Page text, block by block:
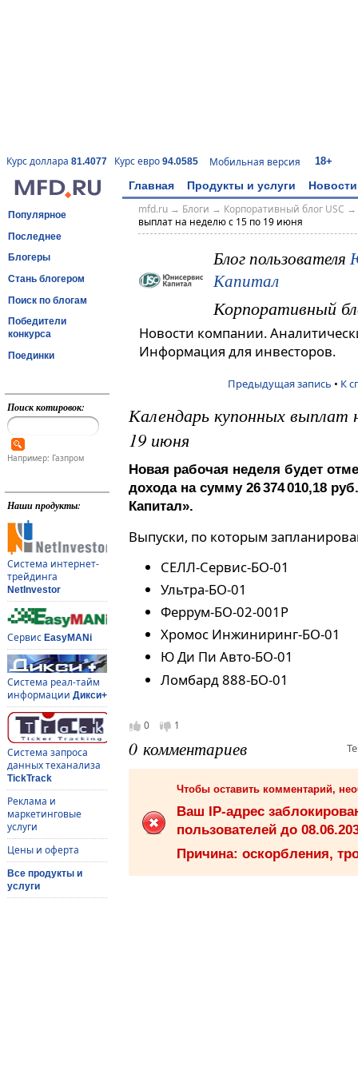
Курс доллара 81.4077 Курс евро 94.0585 Мобильная версия 18+
Главная Продукты и услуги Новости
Популярное
Последнее
Блогеры
Стань блогером
Поиск по блогам
Победители
конкурса
Поединки
Поиск котировок:
Например: Газпром
Наши продукты:
Система интернет-
трейдинга
NetInvestor
Сервис EasyMANi
Система реал-тайм
информации Дикси+
Система запроса
данных теханализа
TickTrack
Реклама и
маркетинговые
услуги
Цены и оферта
Все продукты и
услуги
mfd.ru→ Блоги → Корпоративный блог USC →
выплат на неделю с 15 по 19 июня
Блог пользователя
Капитал
Корпоративный
Новости компании.
Информация для инвесторов.
Предыдущая запись • К
Календарь купонных выплат
19 июня
Новая рабочая неделя будет
дохода на сумму 26 374 010,18
Капитал».
Выпуски, по которым
СЕЛЛ-Сервис-БО-01
Ультра-БО-01
Феррум-БО-02-001P
Хромос Инжиниринг-БО-01
Ю Ди Пи Авто-БО-01
Ломбард 888-БО-01
0 1
0 комментариев
Чтобы оставить комментарий,
Ваш IP-адрес
пользователей до
Причина: оскорбления,